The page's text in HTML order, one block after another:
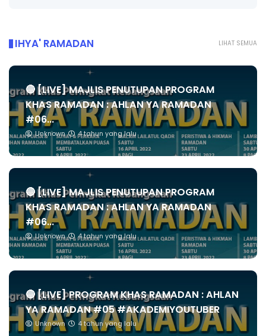
LIHAT SEMUA
IHYA' RAMADAN
🔴 [LIVE] MAJLIS PENUTUPAN PROGRAM
KHAS RAMADAN : AHLAN YA RAMADAN
#06...
Unknown 4 tahun yang lalu
🔴 [LIVE] MAJLIS PENUTUPAN PROGRAM
KHAS RAMADAN : AHLAN YA RAMADAN
#06...
Unknown 4 tahun yang lalu
🔴 [LIVE] PROGRAM KHAS RAMADAN : AHLAN
YA RAMADAN #05 #AKADEMIYOUTUBER
Unknown 4 tahun yang lalu